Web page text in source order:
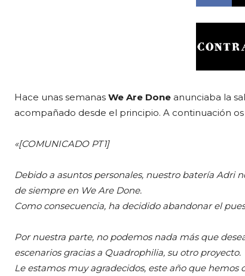
Hace unas semanas We Are Done anunciaba la
acompañado desde el principio. A continuación
«[COMUNICADO PT1]
Debido a asuntos personales, nuestro batería Adri
de siempre en We Are Done.
Como consecuencia, ha decidido abandonar el
Por nuestra parte, no podemos nada más que
escenarios gracias a Quadrophilia, su otro proyecto.
Le estamos muy agradecidos, este año que